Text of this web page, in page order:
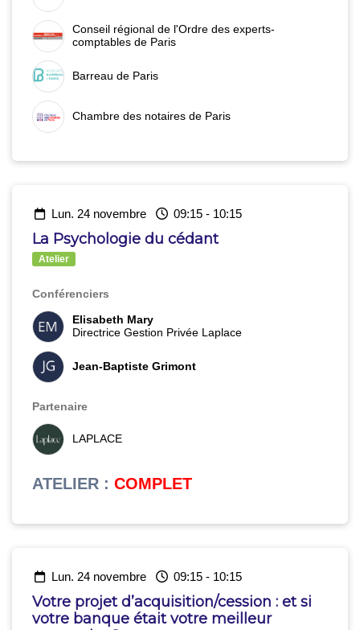
Conseil régional de l'Ordre des experts-
comptables de Paris
Barreau de Paris
Chambre des notaires de Paris
lun. 24 novembre 09:15- 10:15
La Psychologie du cédant
Atelier
Conférenciers
Elisabeth Mary
Directrice Gestion Privée Laplace
Jean-Baptiste Grimont
Partenaire
LAPLACE
ATELIER : COMPLET
lun. 24 novembre 09:15- 10:15
Votre projet d’acquisition/cession : et si
votre banque était votre meilleur